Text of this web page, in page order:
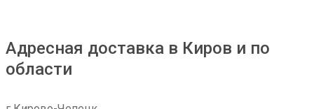
Адресная доставка в Киров и по
области